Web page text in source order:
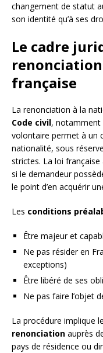
changement de statut
son identité qu’à ses
Le cadre
française
La renonciation à la
Code civil, notamment
volontaire permet à un
nationalité, sous
strictes. La loi
si le demandeur
le point d’en acquérir
Les conditions
Être majeur et
Ne pas résider en
exceptions)
Être libéré de ses
Ne pas faire l’objet
La procédure implique
renonciation auprès
pays de résidence ou